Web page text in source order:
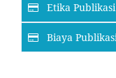
Etika Publikasi
Biaya